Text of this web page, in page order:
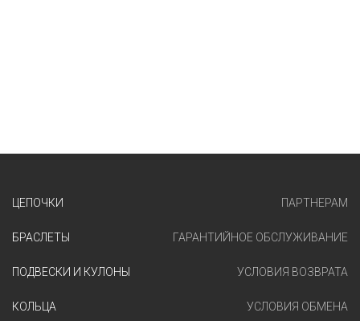
ЦЕПОЧКИ
БРАСЛЕТЫ
ПОДВЕСКИ И КУЛОНЫ
КОЛЬЦА
ПАРТНЕРАМ
ГАРАНТИЙНОЕ ОБСЛУЖИВАНИЕ
УСЛОВИЯ ВОЗВРАТА
УСЛОВИЯ ОБМЕНА